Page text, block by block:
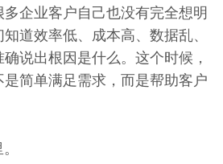
企业客户自己也没有完全想明
道效率低、成本高、数据乱、
说出根因是什么。这个时候，
简单满足需求，而是帮助客户